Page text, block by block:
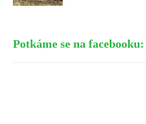
Potkáme se na facebooku: